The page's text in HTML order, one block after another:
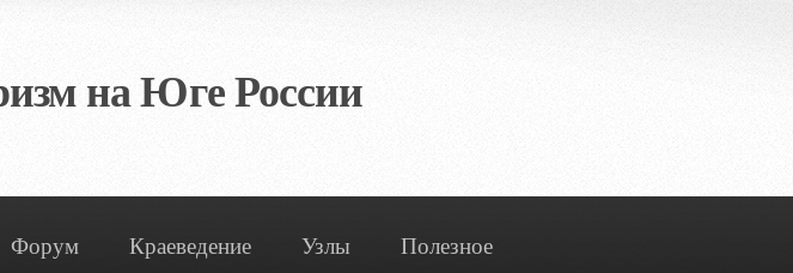
на Юге России
Форум Краеведение Узлы Полезное